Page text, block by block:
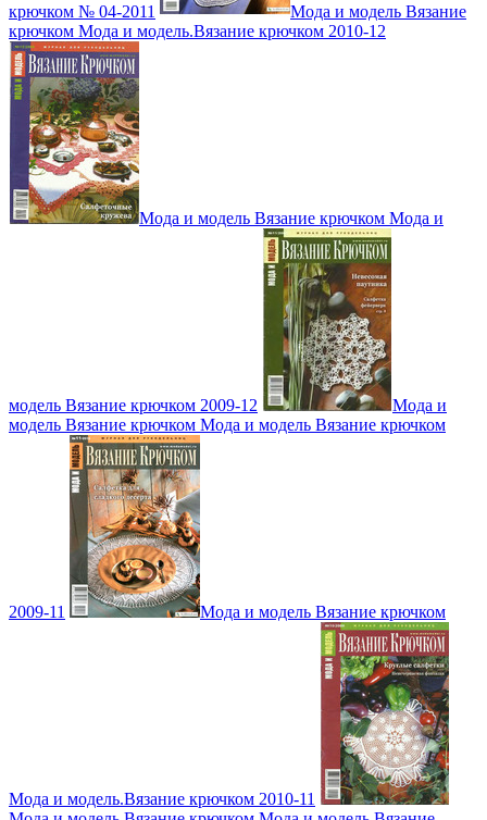
крючком № 04-2011
Мода и модель Вязание
крючком Мода и модель.Вязание крючком 2010-12
Мода и модель Вязание крючком Мода и
модель Вязание крючком 2009-12
Мода и
модель Вязание крючком Мода и модель Вязание крючком
2009-11 Мода и модель Вязание крючком
Мода и модель.Вязание крючком 2010-11